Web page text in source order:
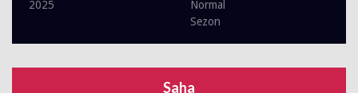
2025
Normal
Sezon
Saha